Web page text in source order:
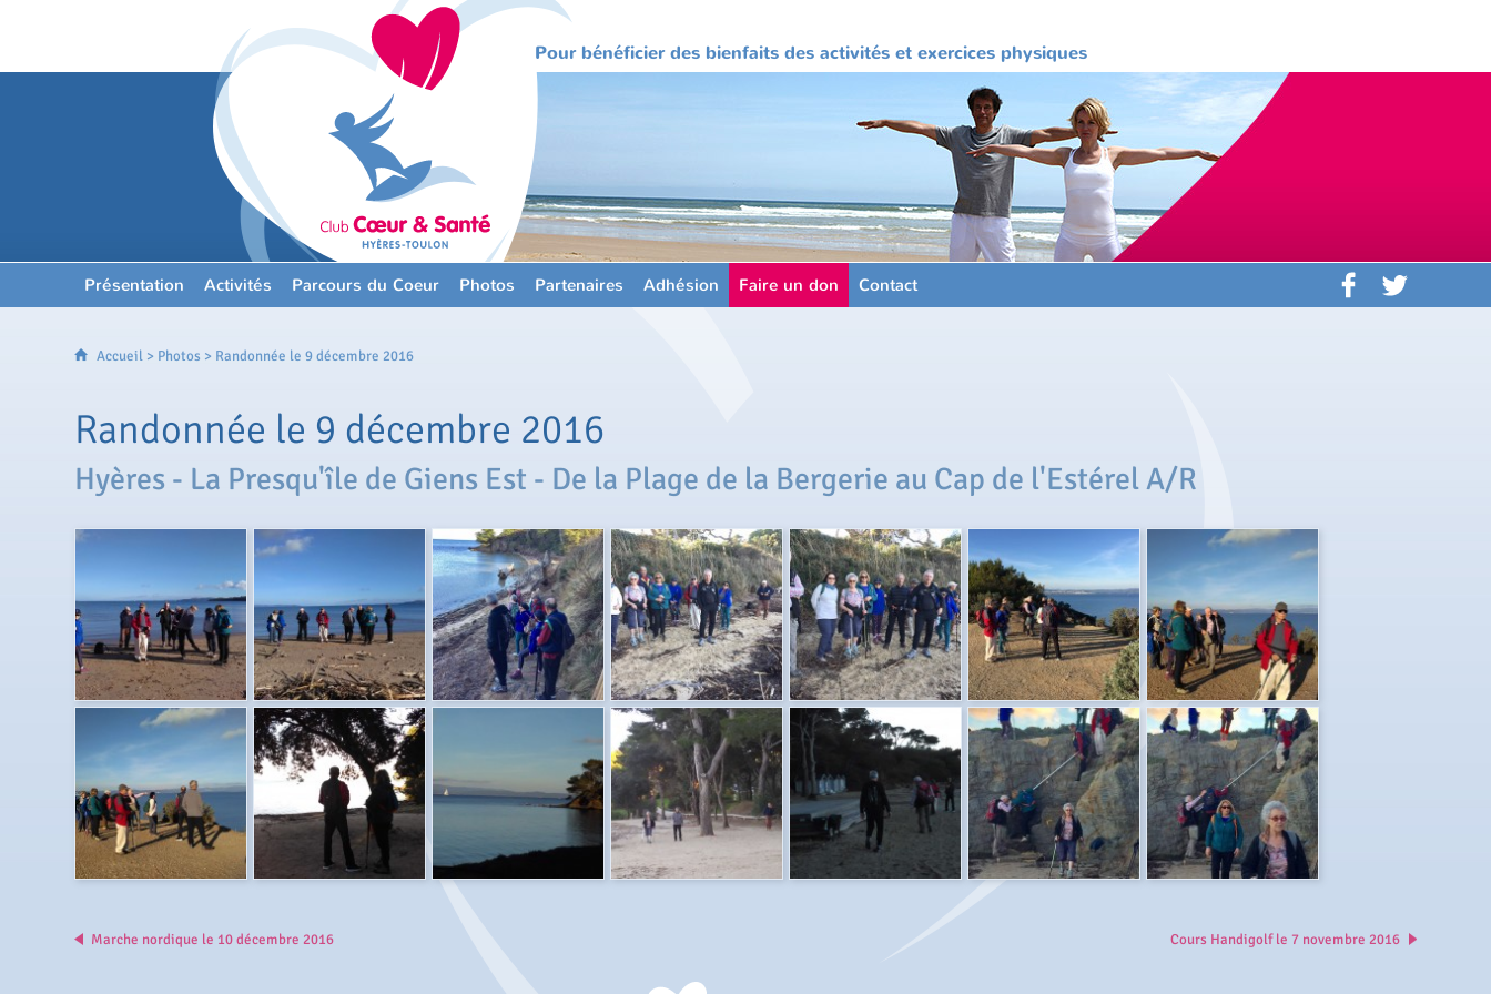
Pour bénéficier des bienfaits des activités et exercices physiques
Présentation Activités Parcours du Coeur Photos Partenaires Adhésion Faire un don Contact
Accueil > Photos > Randonnée le 9 décembre 2016
Randonnée le 9 décembre 2016
Hyères - La Presqu'île de Giens Est - De la Plage de la Bergerie au Cap de l'Estérel A/R
Marche nordique le 10 décembre 2016 Cours Handigolf le 7 novembre 2016